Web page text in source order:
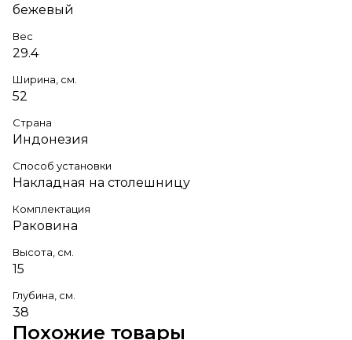
бежевый
Вес
29.4
Ширина, см.
52
Страна
Индонезия
Способ установки
Накладная на столешницу
Комплектация
Раковина
Высота, см.
15
Глубина, см.
38
Похожие товары